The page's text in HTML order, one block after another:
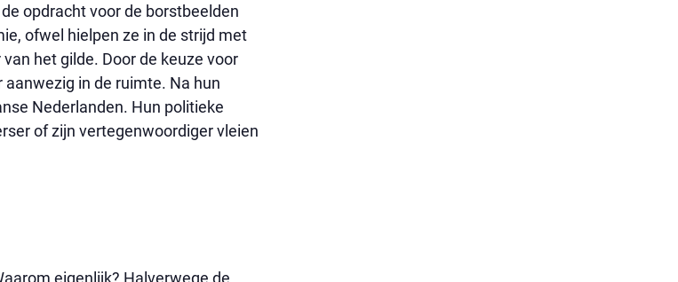
opdracht voor de borstbeelden
ofwel hielpen ze in de strijd met
het gilde. Door de keuze voor
in de ruimte. Na hun
Nederlanden. Hun politieke
of zijn vertegenwoordiger vleien
eigenlijk? Halverwege de